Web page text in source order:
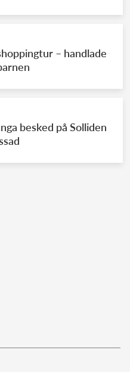
– handlade
besked på Solliden